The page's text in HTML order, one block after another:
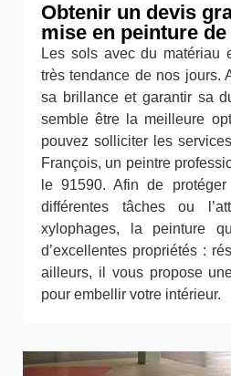
Obtenir un devis
mise en peinture
Les sols avec du matériau
très tendance de nos jours.
sa brillance et garantir sa
semble être la meilleure
pouvez solliciter les
François, un peintre
le 91590. Afin de
différentes tâches ou
xylophages, la peinture
d’excellentes propriétés :
ailleurs, il vous propose
pour embellir votre intérieur.